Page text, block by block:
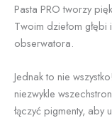
Pasta PRO tworzy
Twoim dziełom
obserwatora.
Jednak to nie
niezwykle
łączyć pigmenty,